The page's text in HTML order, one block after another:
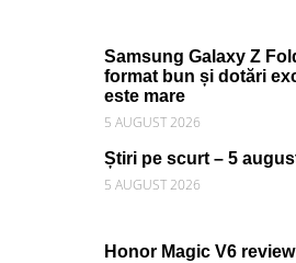
Samsung Galaxy Z
format bun și dotări
este mare
5 AUGUST 2026
Știri pe scurt – 5
5 AUGUST 2026
Honor Magic V6